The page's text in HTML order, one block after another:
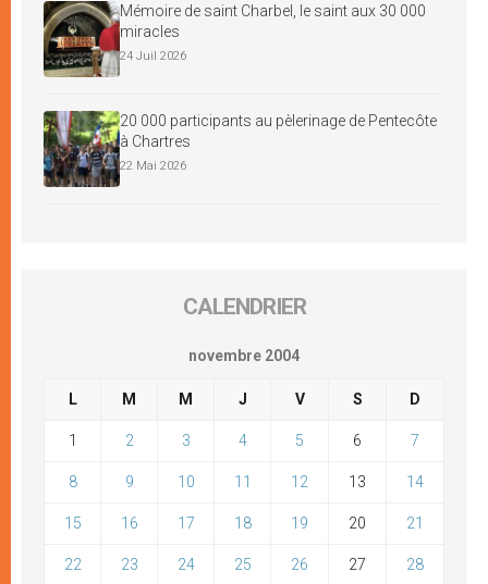
Mémoire de saint Charbel, le saint aux 30 000
miracles
24 Juil 2026
20 000 participants au pèlerinage de Pentecôte
à Chartres
22 Mai 2026
CALENDRIER
novembre 2004
L M M J V S D
1 2 3 4 5 6 7
8 9 10 11 12 13 14
15 16 17 18 19 20 21
22 23 24 25 26 27 28